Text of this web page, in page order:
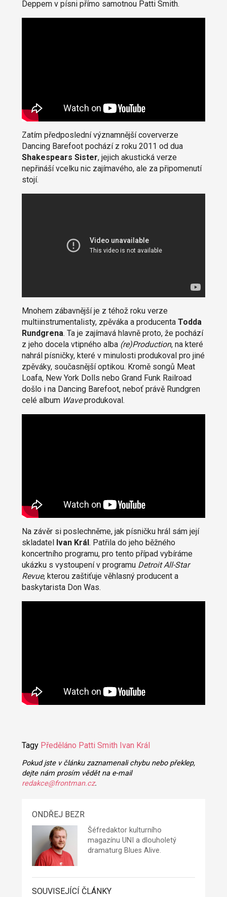
Deppem v písni přímo samotnou Patti Smith.
Zatím předposlední významnější coververze
Dancing Barefoot pochází z roku 2011 od dua
Shakespears Sister, jejich akustická verze
nepřináší vcelku nic zajímavého, ale za připomenutí
stojí.
Mnohem zábavnější je z téhož roku verze
multiinstrumentalisty, zpěváka a producenta Todda
Rundgrena. Ta je zajímavá hlavně proto, že pochází
z jeho docela vtipného alba (re)Production, na které
nahrál písničky, které v minulosti produkoval pro jiné
zpěváky, současnější optikou. Kromě songů Meat
Loafa, New York Dolls nebo Grand Funk Railroad
došlo i na Dancing Barefoot, neboť právě Rundgren
celé album Waveprodukoval.
Na závěr si poslechněme, jak písničku hrál sám její
skladatel Ivan Král. Patřila do jeho běžného
koncertního programu, pro tento případ vybíráme
ukázku s vystoupení v programu Detroit All-Star
Revue, kterou zaštiťuje věhlasný producent a
baskytarista Don Was.
Tagy Předěláno Patti Smith Ivan Král
Pokud jste v článku zaznamenali chybu nebo překlep,
dejte nám prosím vědět na e-mail
redakce@frontman.cz.
ONDŘEJ BEZR
Šéfredaktor kulturního
magazínu UNI a dlouholetý
dramaturg Blues Alive.
SOUVISEJÍCÍ ČLÁNKY